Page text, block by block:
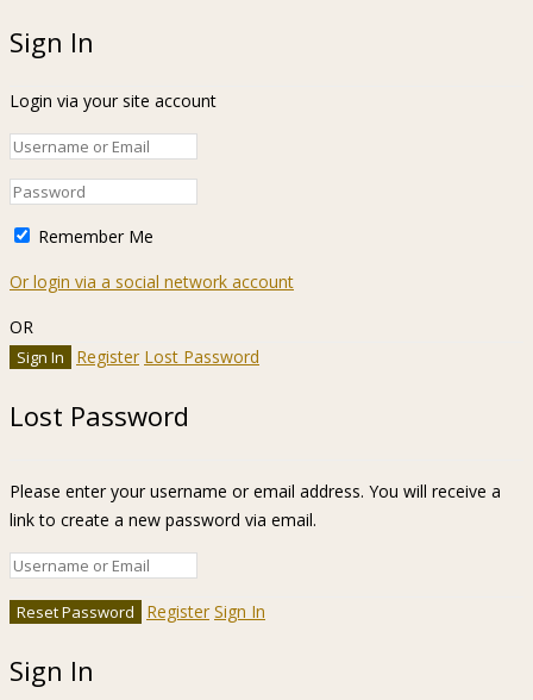
Sign In
Login via your site account
Remember Me
Or login via a social network account
OR
Register Lost Password
Lost Password
Please enter your username or email address. You will receive a
link to create a new password via email.
Register Sign In
Sign In